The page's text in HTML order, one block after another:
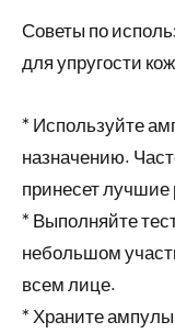
Советы по
для упругости
* Используйте
назначению.
принесет лучшие
* Выполняйте
небольшом
всем лице.
* Храните